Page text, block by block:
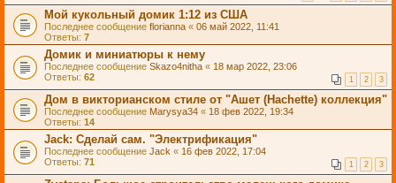
Мой кукольный домик 1:12 из США
Последнее сообщение florianna « 06 май 2022, 11:41
Ответы: 7
Домик и миниатюры к нему
Последнее сообщение Skazo4nitha « 18 мар 2022, 23:06
Ответы: 62 1 2 3
Дом в викторианском стиле от "Ашет (Hachette) коллекция"
Последнее сообщение Marysya34 « 18 фев 2022, 19:34
Ответы: 14
Jack: Сделай сам. "Электрификация"
Последнее сообщение Jack « 16 фев 2022, 17:04
Ответы: 71 1 2 3